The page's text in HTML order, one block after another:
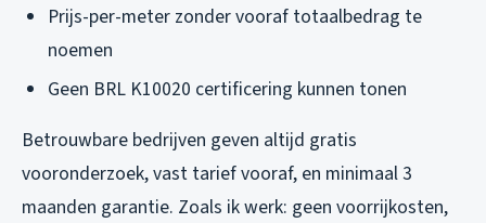
Prijs-per-meter zonder vooraf totaalbedrag te
noemen
Geen BRL K10020 certificering kunnen tonen
Betrouwbare bedrijven geven altijd gratis
vooronderzoek, vast tarief vooraf, en minimaal 3
maanden garantie. Zoals ik werk: geen voorrijkosten,